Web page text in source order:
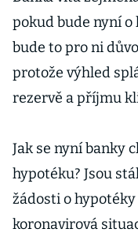
pokud bude nyní o
bude to pro ni
protože výhled
rezervě a příjmu
Jak se nyní banky
hypotéku? Jsou
žádosti o hypotéky
koronavirová